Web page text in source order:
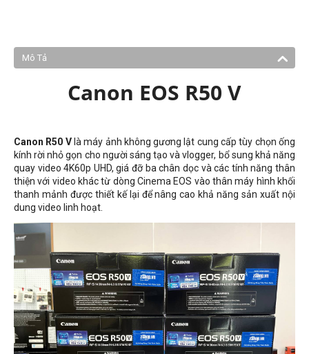
Mô Tả
Canon EOS R50 V
Canon R50 Vlà máy ảnh không gương lật cung cấp tùy chọn ống
kính rời nhỏ gọn cho người sáng tạo và vlogger, bổ sung khả năng
quay video 4K60p UHD, giá đỡ ba chân dọc và các tính năng thân
thiện với video khác từ dòng Cinema EOS vào thân máy hình khối
thanh mảnh được thiết kế lại để nâng cao khả năng sản xuất nội
dung video linh hoạt.